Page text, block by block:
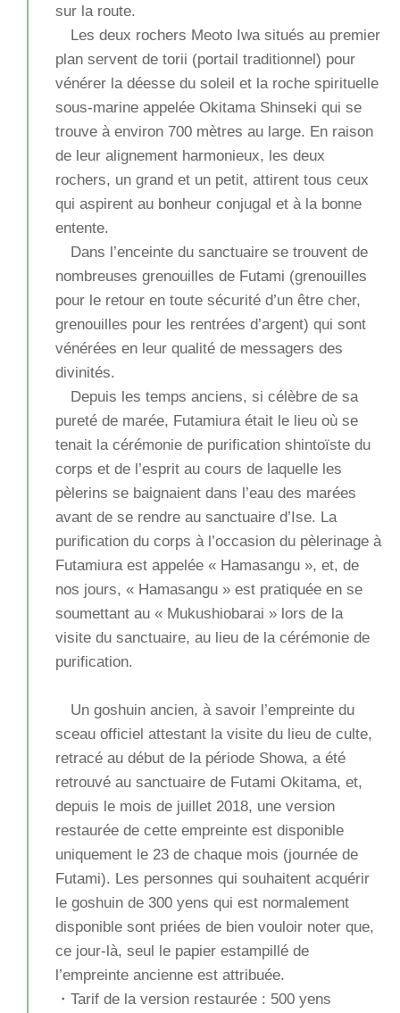
sur la route.
Les deux rochers Meoto Iwa situés au premier
plan servent de torii (portail traditionnel) pour
vénérer la déesse du soleil et la roche spirituelle
sous-marine appelée Okitama Shinseki qui se
trouve à environ 700 mètres au large. En raison
de leur alignement harmonieux, les deux
rochers, un grand et un petit, attirent tous ceux
qui aspirent au bonheur conjugal et à la bonne
entente.
Dans l’enceinte du sanctuaire se trouvent de
nombreuses grenouilles de Futami (grenouilles
pour le retour en toute sécurité d’un être cher,
grenouilles pour les rentrées d’argent) qui sont
vénérées en leur qualité de messagers des
divinités.
Depuis les temps anciens, si célèbre de sa
pureté de marée, Futamiura était le lieu où se
tenait la cérémonie de purification shintoïste du
corps et de l’esprit au cours de laquelle les
pèlerins se baignaient dans l’eau des marées
avant de se rendre au sanctuaire d’Ise. La
purification du corps à l’occasion du pèlerinage à
Futamiura est appelée « Hamasangu », et, de
nos jours, « Hamasangu » est pratiquée en se
soumettant au « Mukushiobarai » lors de la
visite du sanctuaire, au lieu de la cérémonie de
purification.
Un goshuin ancien, à savoir l’empreinte du
sceau officiel attestant la visite du lieu de culte,
retracé au début de la période Showa, a été
retrouvé au sanctuaire de Futami Okitama, et,
depuis le mois de juillet 2018, une version
restaurée de cette empreinte est disponible
uniquement le 23 de chaque mois (journée de
Futami). Les personnes qui souhaitent acquérir
le goshuin de 300 yens qui est normalement
disponible sont priées de bien vouloir noter que,
ce jour-là, seul le papier estampillé de
l’empreinte ancienne est attribuée.
・Tarif de la version restaurée : 500 yens